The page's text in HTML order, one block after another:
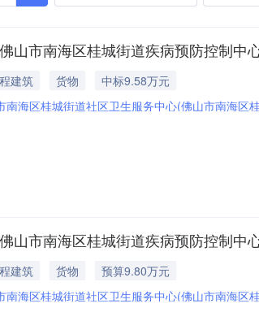
山市南海区桂城街道疾病预防控制中
建筑 货物
中标9.58万元
南海区桂城街道社区卫生服务中心(佛山市南海区
山市南海区桂城街道疾病预防控制中
建筑 货物
预算9.80万元
南海区桂城街道社区卫生服务中心(佛山市南海区